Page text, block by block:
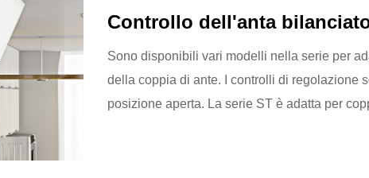
Controllo dell'anta
Sono disponibili vari modelli nella serie per
della coppia di ante. I controlli di regolazione
posizione aperta. La serie ST è adatta per